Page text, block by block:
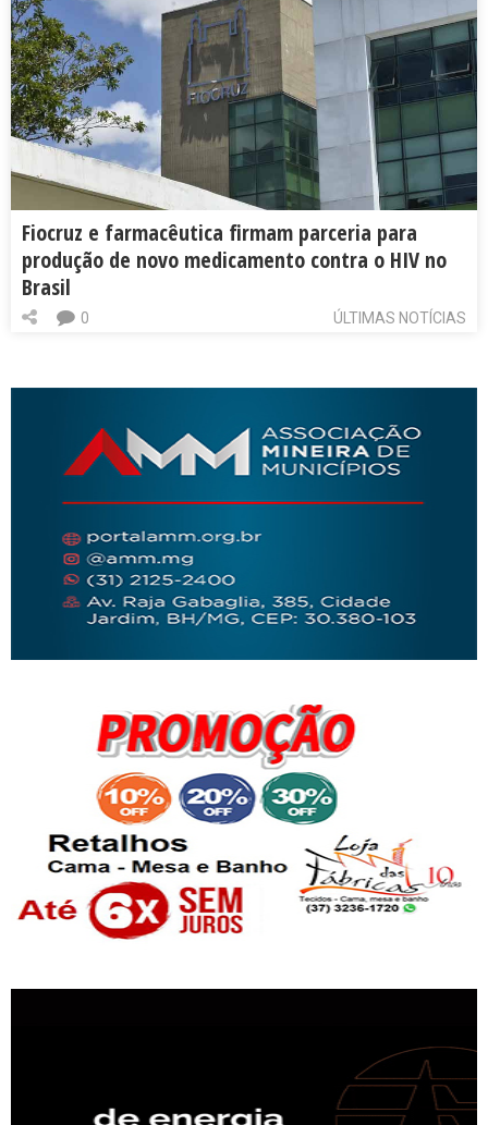
Fiocruz e farmacêutica firmam parceria para
produção de novo medicamento contra o HIV no
Brasil
ÚLTIMAS NOTÍCIAS
0